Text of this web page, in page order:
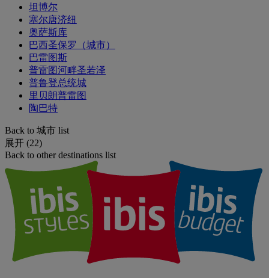
坦博尔
塞尔唐济纽
奥萨斯库
巴西圣保罗（城市）
巴雷图斯
普雷图河畔圣若泽
普鲁登总统城
里贝朗普雷图
陶巴特
Back to 城市 list
展开 (22)
Back to other destinations list